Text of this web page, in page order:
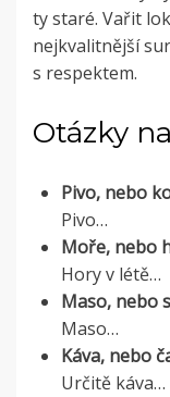
ty staré. Vařit
nejkvalitnější
s respektem.
Otázky
Pivo, nebo
Pivo…
Moře, nebo
Hory v létě…
Maso, nebo
Maso…
Káva, nebo
Určitě káva…